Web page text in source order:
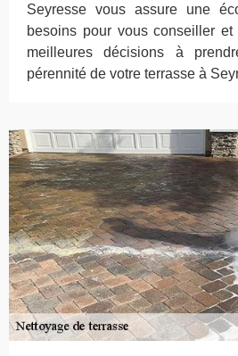
Seyresse vous assure une
besoins pour vous conseiller
meilleures décisions à
pérennité de votre terrasse à